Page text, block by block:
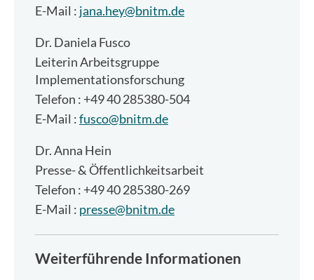
E-Mail : jana.hey@bnitm.de
Dr. Daniela Fusco
Leiterin Arbeitsgruppe
Implementationsforschung
Telefon : +49 40 285380-504
E-Mail :fusco@bnitm.de
Dr.Anna Hein
Presse- & Öffentlichkeitsarbeit
Telefon : +49 40 285380-269
E-Mail : presse@bnitm.de
Weiterführende Informationen